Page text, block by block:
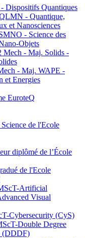
Dispositifs Quantiques
- Quantique,
et Nanosciences
- Science des
Objets
- Maj. Solids -
- Maj. WAPE -
et Energies
EuroteQ
de l'Ecole
diplômé de l’École
de l'Ecole
Artificial
Visual
Cybersecurity (CyS)
Double Degree
(DDDF)